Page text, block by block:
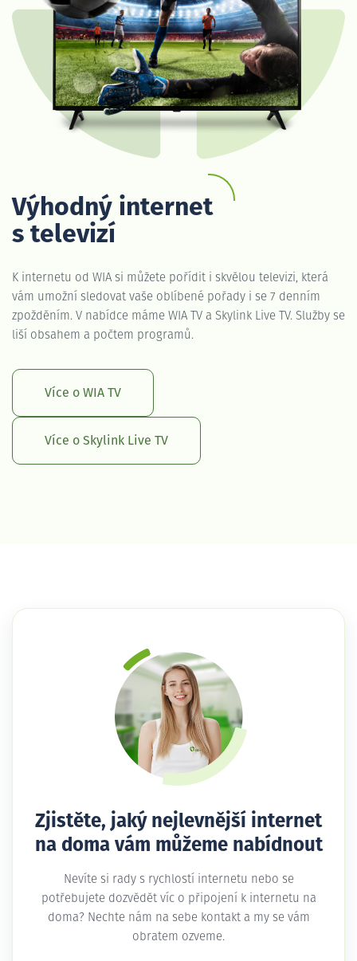
Výhodný internet
s televizí
K internetu od WIA si můžete pořídit i skvělou televizi, která
vám umožní sledovat vaše oblíbené pořady i se 7 denním
zpožděním. V nabídce máme WIA TV a Skylink Live TV. Služby se
liší obsahem a počtem programů.
Více o WIA TV
Více o Skylink Live TV
Zjistěte, jaký nejlevnější internet
na doma vám můžeme nabídnout
Nevíte si rady s rychlostí internetu nebo se
potřebujete dozvědět víc o připojení k internetu na
doma? Nechte nám na sebe kontakt a my se vám
obratem ozveme.